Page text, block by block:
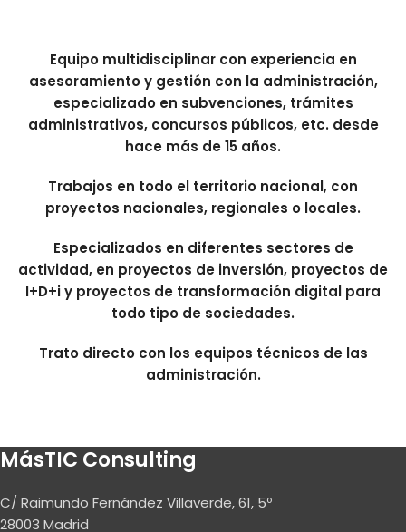
Equipo multidisciplinar con experiencia en
asesoramiento y gestión con la administración,
especializado en subvenciones, trámites
administrativos, concursos públicos, etc. desde
hace más de 15 años.
Trabajos en todo el territorio nacional, con
proyectos nacionales, regionales o locales.
Especializados en diferentes sectores de
actividad, en proyectos de inversión, proyectos de
I+D+i y proyectos de transformación digital para
todo tipo de sociedades.
Trato directo con los equipos técnicos de las
administración.
MásTIC Consulting
C/ Raimundo Fernández Villaverde, 61, 5º
28003 Madrid